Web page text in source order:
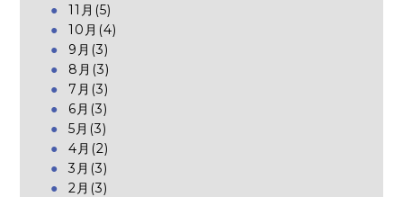
11月(5)
10月(4)
9月(3)
8月(3)
7月(3)
6月(3)
5月(3)
4月(2)
3月(3)
2月(3)